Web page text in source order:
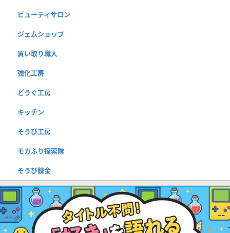
ビューティサロン
ジェムショップ
買い取り職人
強化工房
どうぐ工房
キッチン
そうび工房
モガふり探索隊
そうび錬金